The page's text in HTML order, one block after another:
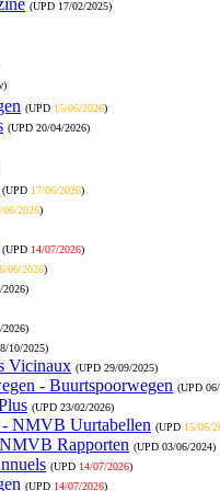
(UPD 17/02/2025)
)
(UPD 15/06/2026)
(UPD 20/04/2026)
(UPD 17/06/2026)
06/2026)
(UPD 14/07/2026)
06/2026)
2026)
2026)
10/2025)
Vicinaux (UPD 29/09/2025)
- Buurtspoorwegen (UPD
(UPD 23/02/2026)
NMVB Uurtabellen (UPD 15/06/
Rapporten (UPD 03/06/2024)
(UPD 14/07/2026)
(UPD 14/07/2026)